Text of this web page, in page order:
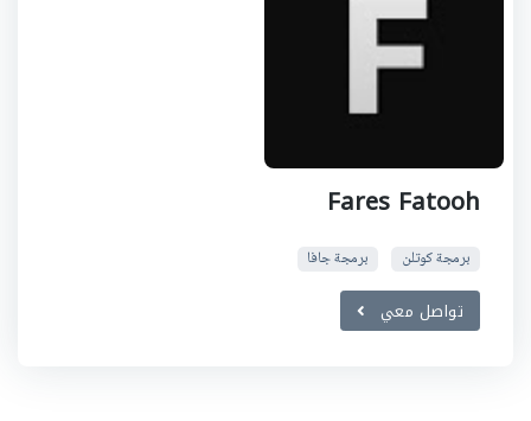
Fares Fatooh
برمجة كوتلن برمجة جافا
تواصل معي